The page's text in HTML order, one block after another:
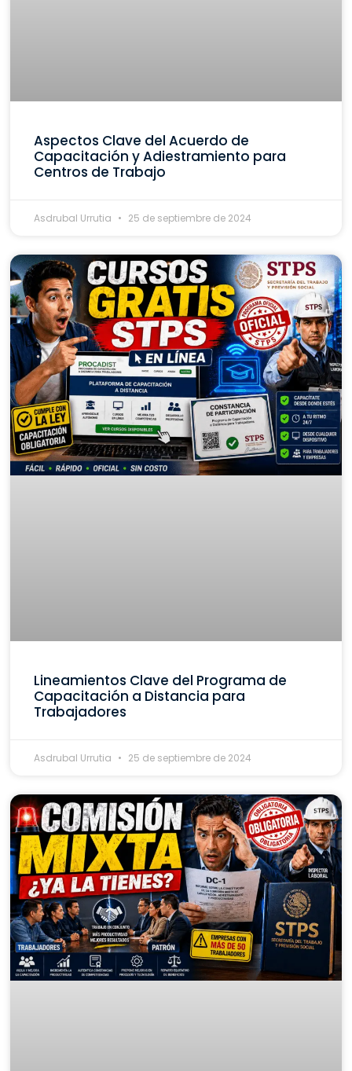
Aspectos Clave del Acuerdo de
Capacitación y Adiestramiento para
Centros de Trabajo
Asdrubal Urrutia 25 de septiembre de 2024
Lineamientos Clave del Programa de
Capacitación a Distancia para
Trabajadores
Asdrubal Urrutia 25 de septiembre de 2024